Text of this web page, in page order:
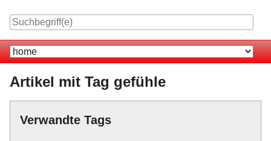
Navigation
Artikel mit Tag gefühle
Verwandte Tags